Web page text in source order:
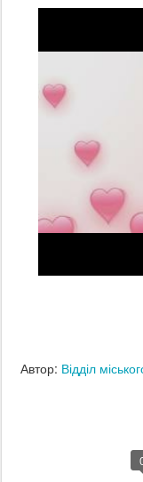
Автор: Відділ